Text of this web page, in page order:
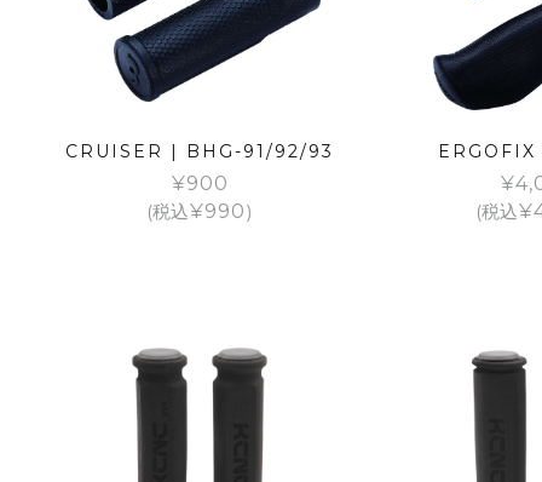
CRUISER | BHG-91/92/93
¥900
(税込¥990)
¥
(税込¥